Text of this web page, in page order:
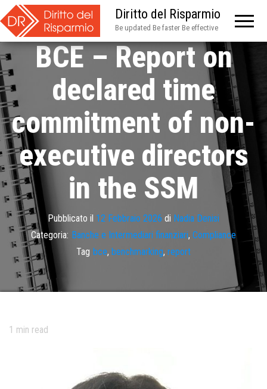
Diritto del Risparmio
Be updated Be faster Be effective
BCE – Report on
declared time
commitment of non-
executive directors
in the SSM
Pubblicato il 12 Febbraio 2026 di Nadia Denisi
Categoria: Banche e Intermediari finanziari, Compliance
Tag bce, benchmarking, report
1 min read